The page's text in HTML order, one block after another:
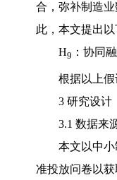
合，弥补制造
此，本文提出以
H9 ：协同
根据以上
3 研究设计
3.1 数据来
本文以中小
准投放问卷以